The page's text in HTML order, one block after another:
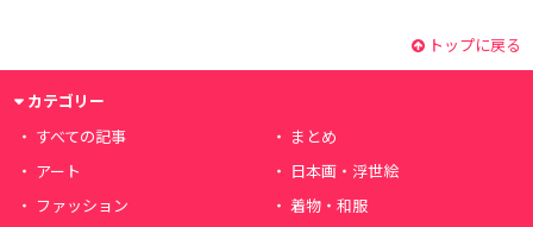
トップに戻る
カテゴリー
すべての記事
まとめ
アート
日本画・浮世絵
ファッション
着物・和服